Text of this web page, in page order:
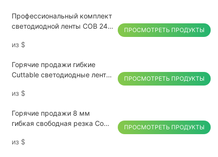
Профессиональный комплект
светодиодной ленты COB 24
температурой (2700–6500K),
светом.
из $
ПРОСМОТРЕТЬ ПРОДУКТЫ
Горячие продажи гибкие
Cuttable светодиодные ленты
домашнего и коммерческого
из $
ПРОСМОТРЕТЬ ПРОДУКТЫ
Горячие продажи 8 мм
гибкая свободная резка Cob-
цветной коммерческий
из $
ПРОСМОТРЕТЬ ПРОДУКТЫ